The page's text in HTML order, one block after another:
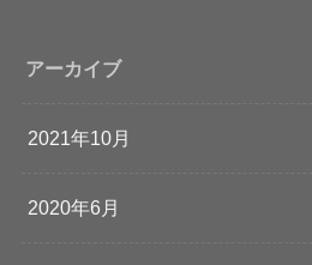
アーカイブ
2021年10月
2020年6月